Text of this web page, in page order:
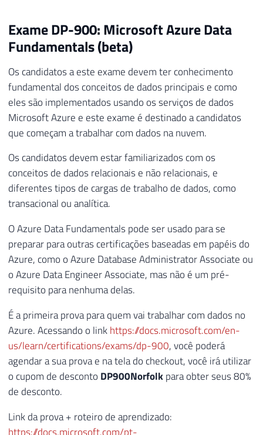
Exame DP-900: Microsoft Azure Data
Fundamentals (beta)
Os candidatos a este exame devem ter conhecimento
fundamental dos conceitos de dados principais e como
eles são implementados usando os serviços de dados
Microsoft Azure e este exame é destinado a candidatos
que começam a trabalhar com dados na nuvem.
Os candidatos devem estar familiarizados com os
conceitos de dados relacionais e não relacionais, e
diferentes tipos de cargas de trabalho de dados, como
transacional ou analítica.
O Azure Data Fundamentals pode ser usado para se
preparar para outras certificações baseadas em papéis do
Azure, como o Azure Database Administrator Associate ou
o Azure Data Engineer Associate, mas não é um pré-
requisito para nenhuma delas.
É a primeira prova para quem vai trabalhar com dados no
Azure. Acessando o linkhttps://docs.microsoft.com/en-
us/learn/certifications/exams/dp-900, você poderá
agendar a sua prova e na tela do checkout, você irá utilizar
o cupom de desconto DP900Norfolkpara obter seus 80%
de desconto.
Link da prova + roteiro de aprendizado:
https://docs.microsoft.com/pt-